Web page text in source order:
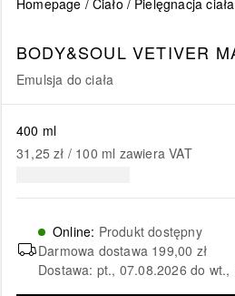
Homepage Ciało Pielęgnacja ciała
BODY&SOUL VETIVER
Emulsja do ciała
400 ml
31,25 zł / 100 ml zawiera VAT
Online: Produkt dostępny
Darmowa dostawa 199,00 zł
Dostawa: pt., 07.08.2026 do wt.,